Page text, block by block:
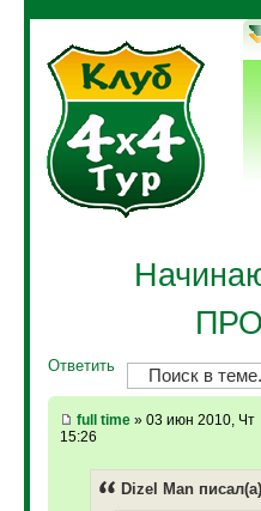
Ответить
full time» 03 июн 2010, Чт
15:26
Dizel Man